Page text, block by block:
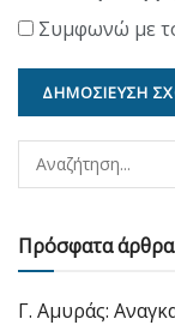
Συμφωνώ με
Πρόσφατα άρθρα
Γ. Αμυράς: